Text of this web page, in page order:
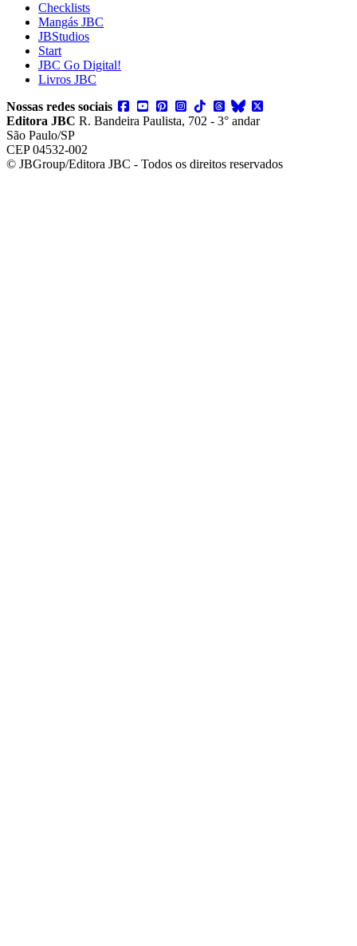
Checklists
Mangás JBC
JBStudios
Start
JBC Go Digital!
Livros JBC
Nossas redes sociais
Editora JBC R. Bandeira Paulista, 702 - 3° andar
São Paulo/SP
CEP 04532-002
© JBGroup/Editora JBC - Todos os direitos reservados